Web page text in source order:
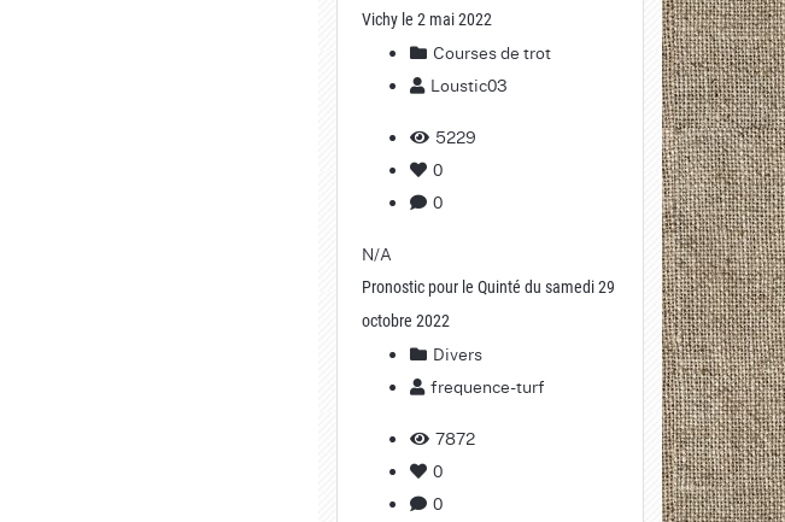
Vichy le 2 mai 2022
Courses de trot
Loustic03
5229
0
0
N/A
Pronostic pour le Quinté du samedi 29
octobre 2022
Divers
frequence-turf
7872
0
0